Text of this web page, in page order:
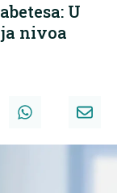
U
nivoa